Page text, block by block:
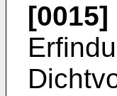
[0015]